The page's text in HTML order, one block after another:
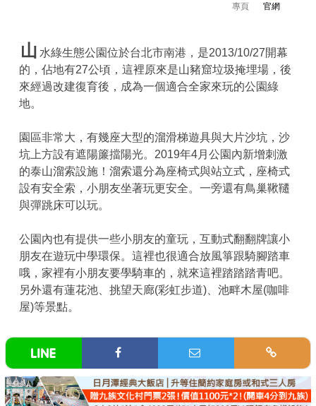
專頁 官網
山 水綠生態公園位於台北市南港，是2013/10/27開幕
的，佔地有27公頃，這裡原來是山豬窟垃圾掩埋場，後
來經過改建復育後，成為一個適合全家來玩的公園綠
地。
園區非常大，有幾座大型的溜滑梯遊具與大片沙坑，沙
坑上方設有遮陽簾擋陽光。2019年4月公園內新增刺激
的泰山溜索設施！溜索還分為座椅式與站立式，座椅式
設有安全索，小朋友坐著玩更安全。一旁還有鳥巢鞦韆
與彈跳床可以玩。
公園內也有提供一些小朋友的童玩，互動式翻翻牌讓小
朋友在遊玩中學環保。這裡也很適合放風箏跟騎腳踏車
哦，家裡有小朋友要學騎車的，就來這裡踏踏踏青吧。
另外還有蓮花池、挑望天廊(彩虹步道)、池畔木屋(咖啡
屋)等景點。